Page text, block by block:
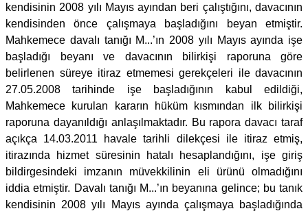
kendisinin 2008 yılı Mayıs ayından beri çalıştığını, davacının
kendisinden önce çalışmaya başladığını beyan etmiştir.
Mahkemece davalı tanığı M...’ın 2008 yılı Mayıs ayında işe
başladığı beyanı ve davacının bilirkişi raporuna göre
belirlenen süreye itiraz etmemesi gerekçeleri ile davacının
27.05.2008 tarihinde işe başladığının kabul edildiği,
Mahkemece kurulan kararın hüküm kısmından ilk bilirkişi
raporuna dayanıldığı anlaşılmaktadır. Bu rapora davacı taraf
açıkça 14.03.2011 havale tarihli dilekçesi ile itiraz etmiş,
itirazında hizmet süresinin hatalı hesaplandığını, işe giriş
bildirgesindeki imzanın müvekkilinin eli ürünü olmadığını
iddia etmiştir. Davalı tanığı M...’ın beyanına gelince; bu tanık
kendisinin 2008 yılı Mayıs ayında çalışmaya başladığında